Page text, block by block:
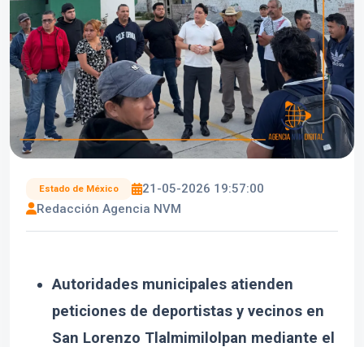
Estado de México
21-05-2026 19:57:00
Redacción Agencia NVM
Autoridades municipales atienden
peticiones de deportistas y vecinos en
San Lorenzo Tlalmimilolpan mediante el